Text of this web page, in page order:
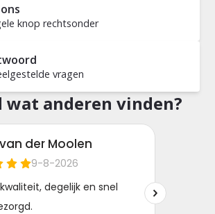
knop rechtsonder
vragen
wat anderen vinden?